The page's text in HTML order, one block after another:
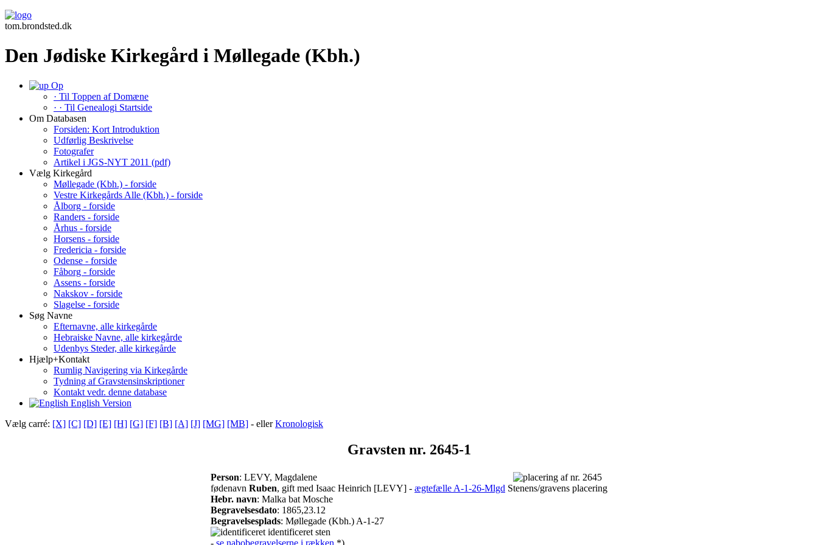
tom.brondsted.dk
Den Jødiske Kirkegård i Møllegade (Kbh.)
Op
· Til Toppen af Domæne
· · Til Genealogi Startside
Om Databasen
Forsiden: Kort Introduktion
Udførlig Beskrivelse
Fotografer
Artikel i JGS-NYT 2011 (pdf)
Vælg Kirkegård
Møllegade (Kbh.) - forside
Vestre Kirkegårds Alle (Kbh.) - forside
Ålborg - forside
Randers - forside
Århus - forside
Horsens - forside
Fredericia - forside
Odense - forside
Fåborg - forside
Assens - forside
Nakskov - forside
Slagelse - forside
Søg Navne
Efternavne, alle kirkegårde
Hebraiske Navne, alle kirkegårde
Udenbys Steder, alle kirkegårde
Hjælp+Kontakt
Rumlig Navigering via Kirkegårde
Tydning af Gravstensinskriptioner
Kontakt vedr. denne database
English Version
Vælg carré: [X] [C] [D] [E] [H] [G] [F] [B] [A] [J] [MG] [MB] - ellerKronologisk
Gravsten nr. 2645-1
Person: LEVY, Magdalene
fødenavn Ruben, gift med Isaac Heinrich [LEVY] - ægtefælle A-1-26-Mlgd
Hebr. navn: Malka bat Mosche
Begravelsesdato: 1865,23.12
Begravelsesplads: Møllegade (Kbh.) A-1-27
identificeret sten
- se nabobegravelserne i rækken *)
Stenens/gravens placering